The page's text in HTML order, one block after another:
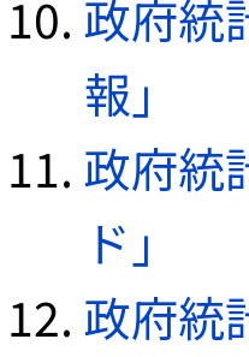
政府統
報」
政府統
ド」
政府統